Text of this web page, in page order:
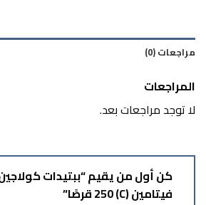
مراجعات (0)
المراجعات
لا توجد مراجعات بعد.
كن أول من يقيم “ببتيدات
فيتامين (C) 250 قرصًا”